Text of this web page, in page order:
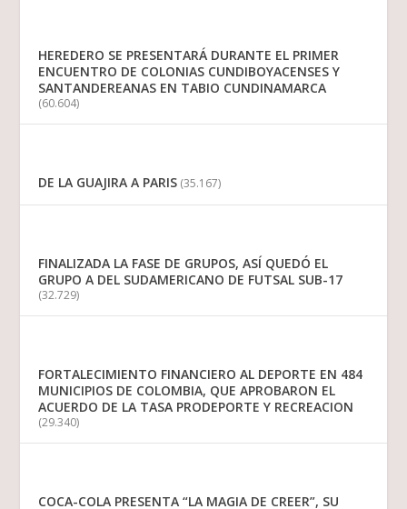
HEREDERO SE PRESENTARÁ DURANTE EL PRIMER
ENCUENTRO DE COLONIAS CUNDIBOYACENSES Y
SANTANDEREANAS EN TABIO CUNDINAMARCA
(60.604)
DE LA GUAJIRA A PARIS (35.167)
FINALIZADA LA FASE DE GRUPOS, ASÍ QUEDÓ EL
GRUPO A DEL SUDAMERICANO DE FUTSAL SUB-17
(32.729)
FORTALECIMIENTO FINANCIERO AL DEPORTE EN 484
MUNICIPIOS DE COLOMBIA, QUE APROBARON EL
ACUERDO DE LA TASA PRODEPORTE Y RECREACION
(29.340)
COCA-COLA PRESENTA “LA MAGIA DE CREER”, SU